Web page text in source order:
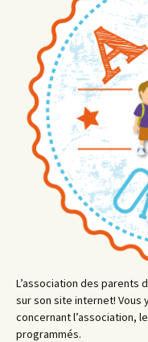
L’association des parents
sur son site internet!
concernant l’association,
programmés.